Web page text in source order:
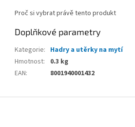
Proč si vybrat právě tento produkt
Doplňkové parametry
Kategorie: Hadry a utěrky na mytí
Hmotnost:
0.3 kg
EAN: 8001940001432